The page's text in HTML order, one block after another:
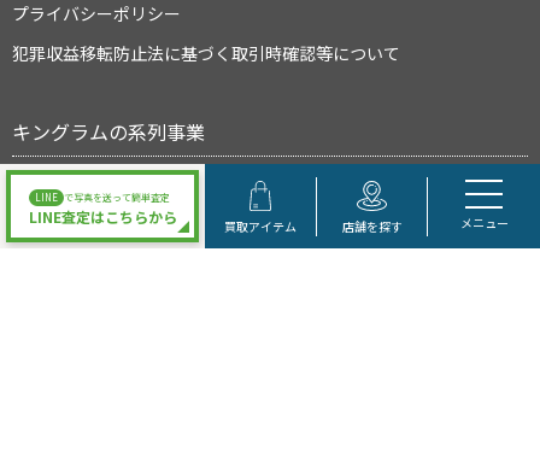
LINE で写真を送って簡単査定
LINE査定はこちらから 買取アイテム 店舗を探す メニュー
プライバシーポリシー
犯罪収益移転防止法に基づく取引時確認等について
キングラムの系列事業